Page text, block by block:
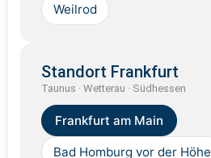
Weilrod
Standort Frankfurt
Taunus · Wetterau · Südhessen
Frankfurt am Main
Bad Homburg vor der Höhe